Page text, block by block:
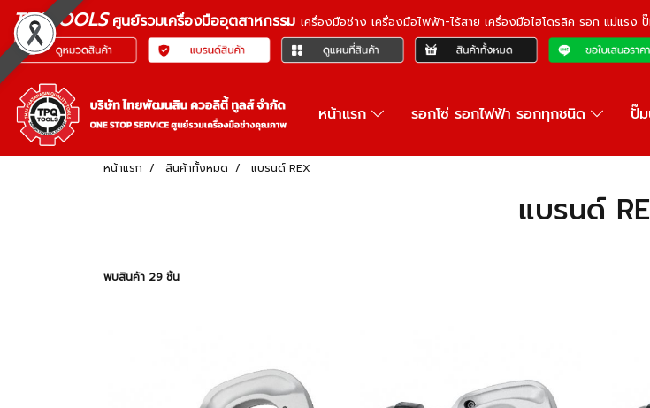
TPQTOOLSศูนย์รวมเครื่องมืออุตสาหกรรม เครื่องมือช่าง เครื่องมือไฟฟ้า-ไร้สาย เครื่องมือไฮโดรลิค รอก แม่แรง
หน้าแรก รอกโซ่ รอกไฟฟ้า รอกทุกชนิด ปั๊
หน้าแรก สินค้าทั้งหมด แบรนด์ REX
แบรนด์
พบสินค้า 29 ชิ้น